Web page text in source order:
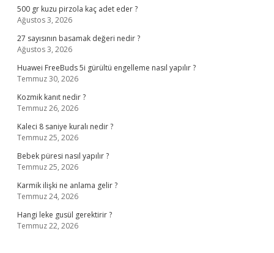
500 gr kuzu pirzola kaç adet eder ?
Ağustos 3, 2026
27 sayısının basamak değeri nedir ?
Ağustos 3, 2026
Huawei FreeBuds 5i gürültü engelleme nasıl yapılır ?
Temmuz 30, 2026
Kozmik kanıt nedir ?
Temmuz 26, 2026
Kaleci 8 saniye kuralı nedir ?
Temmuz 25, 2026
Bebek püresi nasıl yapılır ?
Temmuz 25, 2026
Karmik ilişki ne anlama gelir ?
Temmuz 24, 2026
Hangi leke gusül gerektirir ?
Temmuz 22, 2026